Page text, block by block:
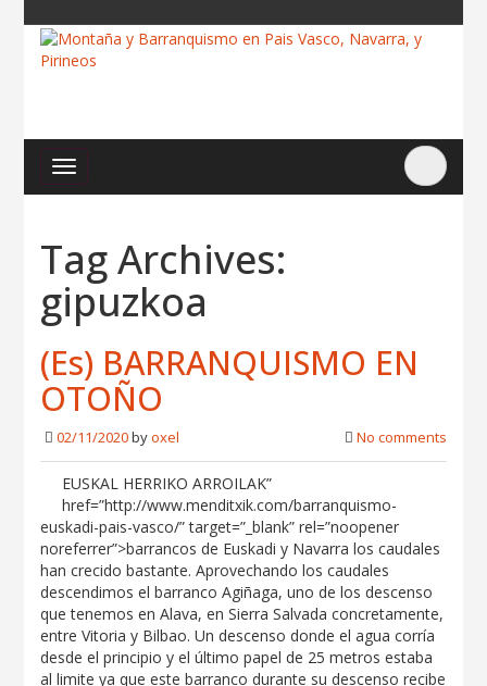
Tag Archives:
gipuzkoa
(Es) BARRANQUISMO EN
OTOÑO
02/11/2020byoxel No comments
EUSKAL HERRIKO ARROILAK”
href=”http://www.menditxik.com/barranquismo-
euskadi-pais-vasco/” target=”_blank” rel=”noopener
noreferrer”>barrancos de Euskadi y Navarra los caudales
han crecido bastante. Aprovechando los caudales
descendimos el barranco Agiñaga, uno de los descenso
que tenemos en Alava, en Sierra Salvada concretamente,
entre Vitoria y Bilbao. Un descenso donde el agua corría
desde el principio y el último papel de 25 metros estaba
al limite ya que este barranco durante su descenso recibe